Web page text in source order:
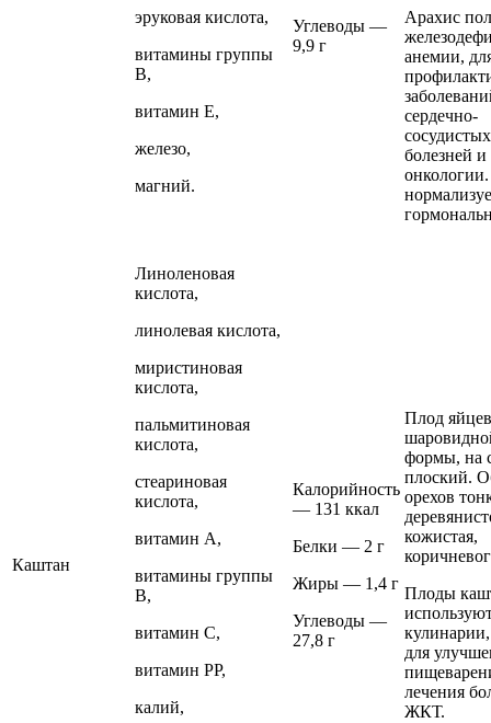
эруковая кислота,
витамины группы
В,
витамин Е,
железо,
магний.
Углеводы —
9,9 г
Арахис
анемии,
сердечно-
сосудистых
болезней и
Каштан
Линоленовая
кислота,
линолевая кислота,
миристиновая
кислота,
пальмитиновая
кислота,
стеариновая
кислота,
витамин А,
витамины группы
В,
витамин С,
витамин РР,
калий,
Калорийность
— 131 ккал
Белки — 2 г
Жиры — 1,4 г
Углеводы —
27,8 г
Плод
формы, на
плоский.
орехов
кожистая,
Плоды
для
лечения
ЖКТ.